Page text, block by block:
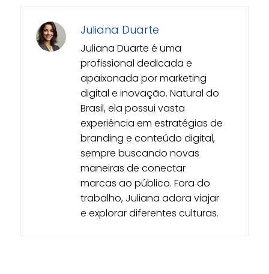
Juliana Duarte
Juliana Duarte é uma
profissional dedicada e
apaixonada por marketing
digital e inovação. Natural do
Brasil, ela possui vasta
experiência em estratégias de
branding e conteúdo digital,
sempre buscando novas
maneiras de conectar
marcas ao público. Fora do
trabalho, Juliana adora viajar
e explorar diferentes culturas.